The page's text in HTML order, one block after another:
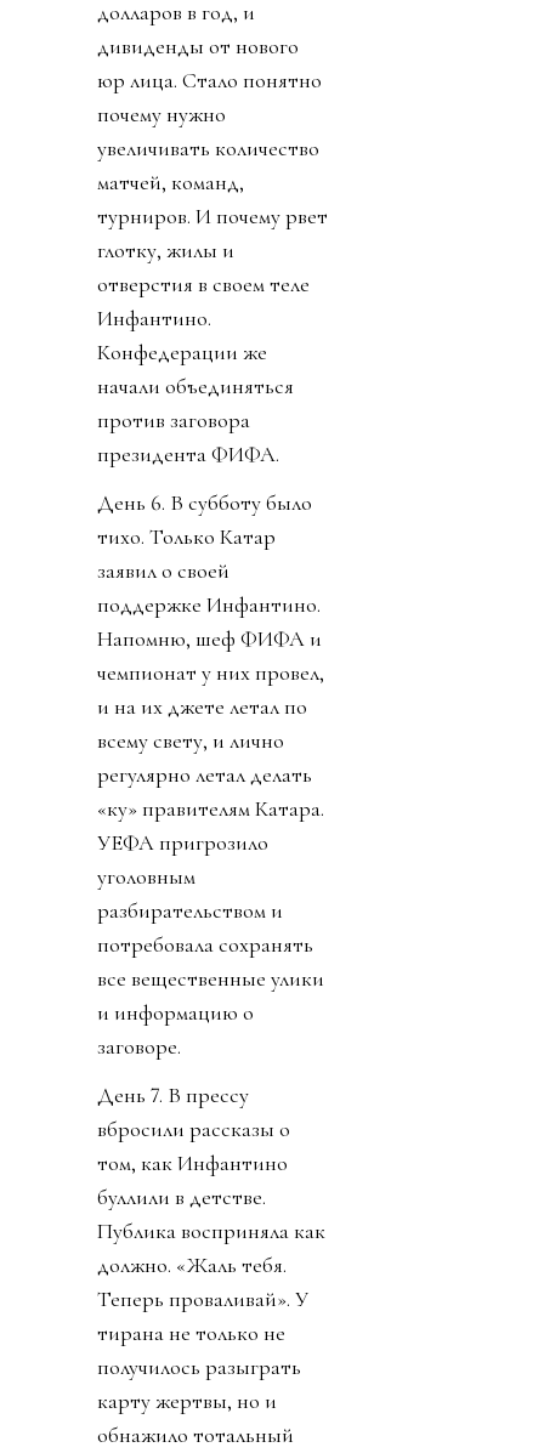
долларов в год, и
дивиденды от нового
юр лица. Стало понятно
почему нужно
увеличивать количество
матчей, команд,
турниров. И почему рвет
глотку, жилы и
отверстия в своем теле
Инфантино.
Конфедерации же
начали объединяться
против заговора
президента ФИФА.
День 6. В субботу было
тихо. Только Катар
заявил о своей
поддержке Инфантино.
Напомню, шеф ФИФА и
чемпионат у них провел,
и на их джете летал по
всему свету, и лично
регулярно летал делать
«ку» правителям Катара.
УЕФА пригрозило
уголовным
разбирательством и
потребовала сохранять
все вещественные улики
и информацию о
заговоре.
День 7. В прессу
вбросили рассказы о
том, как Инфантино
буллили в детстве.
Публика восприняла как
должно. «Жаль тебя.
Теперь проваливай». У
тирана не только не
получилось разыграть
карту жертвы, но и
обнажило тотальный